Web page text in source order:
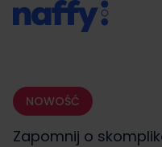
NOWOŚĆ
Zapomnij o